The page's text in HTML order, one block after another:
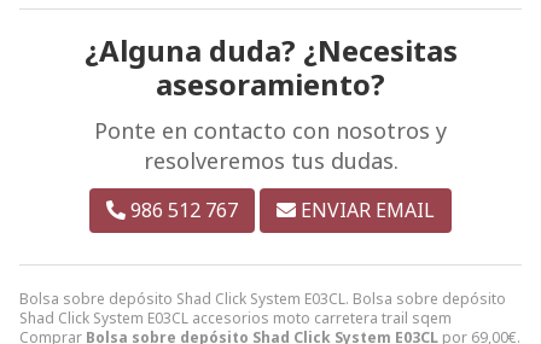
Bolsa sobre depósito Shad Click System E03CL. Bolsa sobre depósito
Shad Click System E03CL accesorios moto carretera trail sqem
Comprar Bolsa sobre depósito Shad Click System E03CL por 69,00€.
¿Alguna duda? ¿Necesitas
asesoramiento?
Ponte en contacto con nosotros y
resolveremos tus dudas.
986 512 767 ENVIAR EMAIL